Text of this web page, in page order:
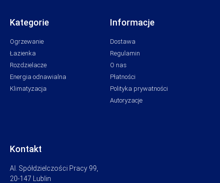
Kategorie
Ogrzewanie
Łazienka
Rozdzielacze
Energia odnawialna
Klimatyzacja
Informacje
Dostawa
Regulamin
O nas
Płatności
Polityka prywatności
Autoryzacje
Kontakt
Al. Spółdzielczości Pracy 99,
20-147 Lublin